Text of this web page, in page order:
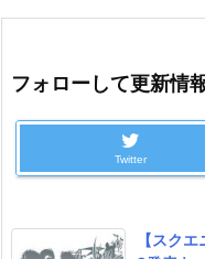
フォローして更新情
Twitter
【スク